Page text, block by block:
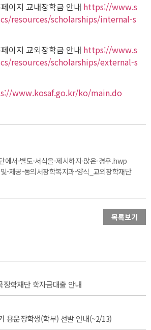
이지 교내장학금 안내 https://www.s
resources/scholarships/internal-s
이지 교외장학금 안내 https://www.s
resources/scholarships/external-s
www.kosaf.go.kr/ko/main.do
에서-별도-서식을-제시하지-않은-경우.hwp
-제공-동의서장학복지과-양식_교외장학재단
목록보기
장학재단 학자금대출 안내
용운장학생(학부) 선발 안내(~2/13)